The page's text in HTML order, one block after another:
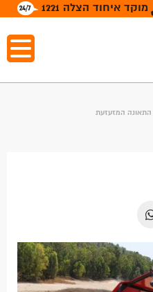
מוקד איחוד הצלה 1221
התאונה המזעזעת
Share
Email